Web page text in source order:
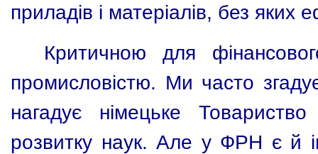
приладів і матеріалів, без
Критичною для
промисловістю. Ми часто
нагадує німецьке
розвитку наук. Але у ФРН є й